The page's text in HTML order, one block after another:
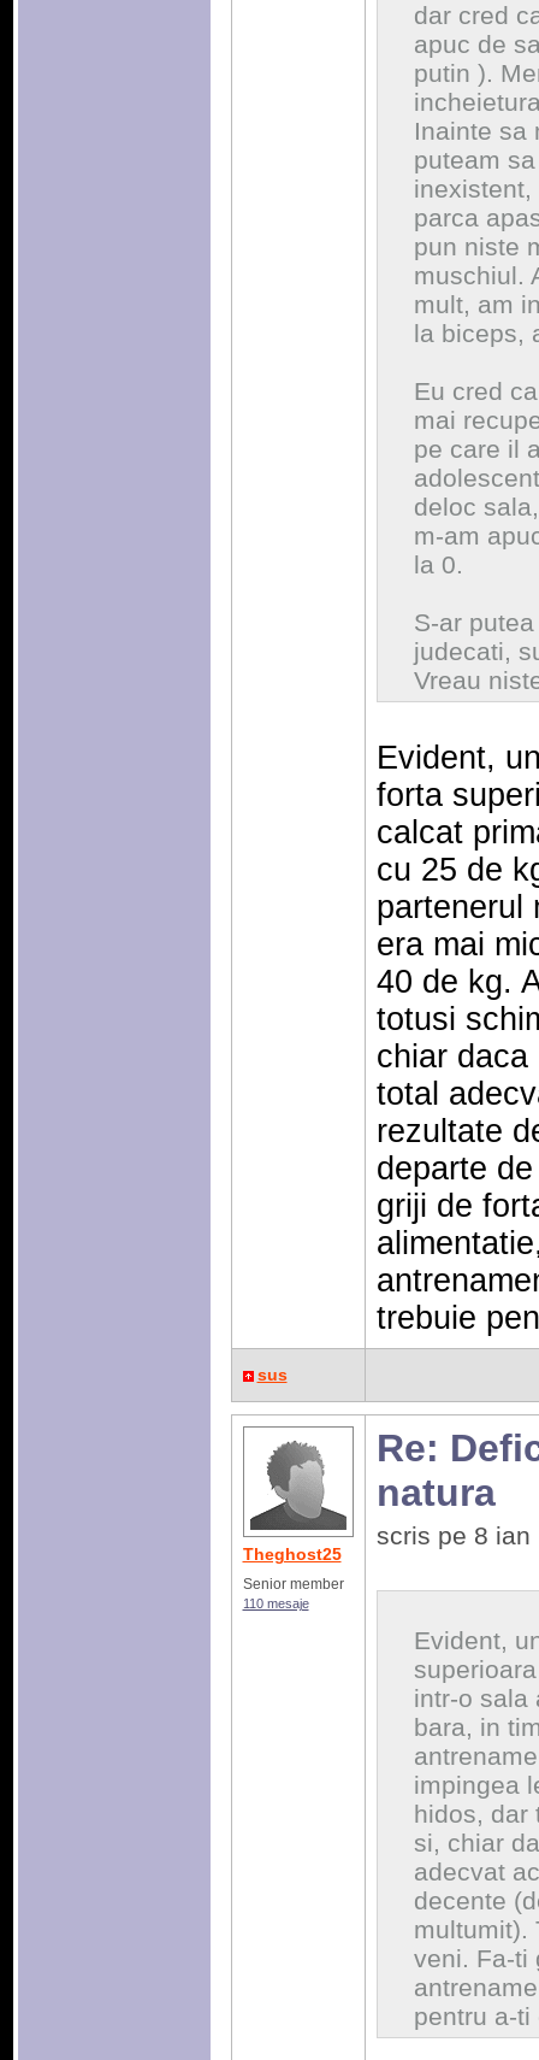
dar cred
apuc de
putin ).
Inainte sa
puteam
parca
pun niste
muschiul.
mult, am
la biceps,
Eu cred
mai
pe care il
deloc
m-am
la 0.
S-ar
judecati,
Vreau
Evident,
forta
calcat
cu 25 de
partenerul
era mai
40 de kg.
totusi
chiar daca
total
rezultate
departe
griji de
trebuie
sus
Theghost25
Senior member
110 mesaje
Re:
natura
scris pe 8
Evident,
intr-o sala
bara, in
impingea
hidos, dar
si, chiar
adecvat
decente
multumit).
veni. Fa-ti
pentru a-